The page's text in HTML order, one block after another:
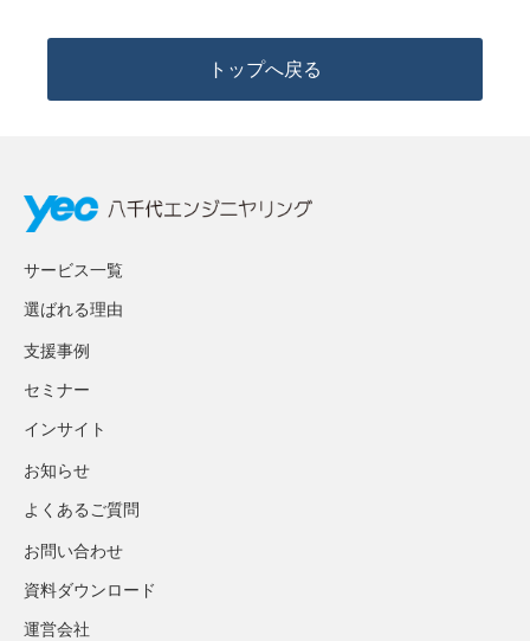
トップへ戻る
サービス一覧
選ばれる理由
支援事例
セミナー
インサイト
お知らせ
よくあるご質問
お問い合わせ
資料ダウンロード
運営会社